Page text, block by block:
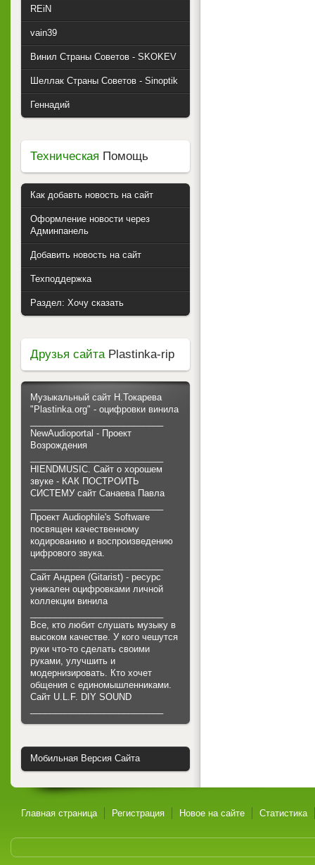
REiN
vain39
Винил Страны Советов - SKOKEV
Шеллак Страны Советов - Sinoptik
Геннадий
Техническая Помощь
Как добавть новость на сайт
Оформление новости через
Админпанель
Добавить новость на сайт
Техподдержка
Раздел: Хочу сказать
Друзья сайтаPlastinka-rip
Музыкальный сайт Н.Токарева
"Plastinka.org" - оцифровки винила
NewAudioportal - Проект
Возрождения
HIENDMUSIC. Сайт о хорошем
звуке - КАК ПОСТРОИТЬ
СИСТЕМУ сайт Санаева Павла
Проект Audiophile's Software
посвящен качественному
кодированию и воспроизведению
цифрового звука.
Сайт Андрея (Gitarist) - ресурс
уникален оцифровками личной
коллекции винила
Все, кто любит слушать музыку в
высоком качестве. У кого чешутся
руки что-то сделать своими
руками, улучшить и
модернизировать. Кто хочет
общения с единомышленниками.
Cайт U.L.F. DIY SOUND
Мобильная Версия Сайта
Главная страница Регистрация Новое на сайте Статистика